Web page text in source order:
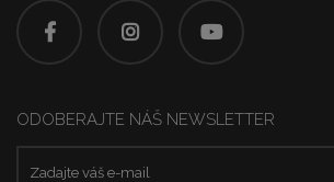
ODOBERAJTE NÁŠ NEWSLETTER